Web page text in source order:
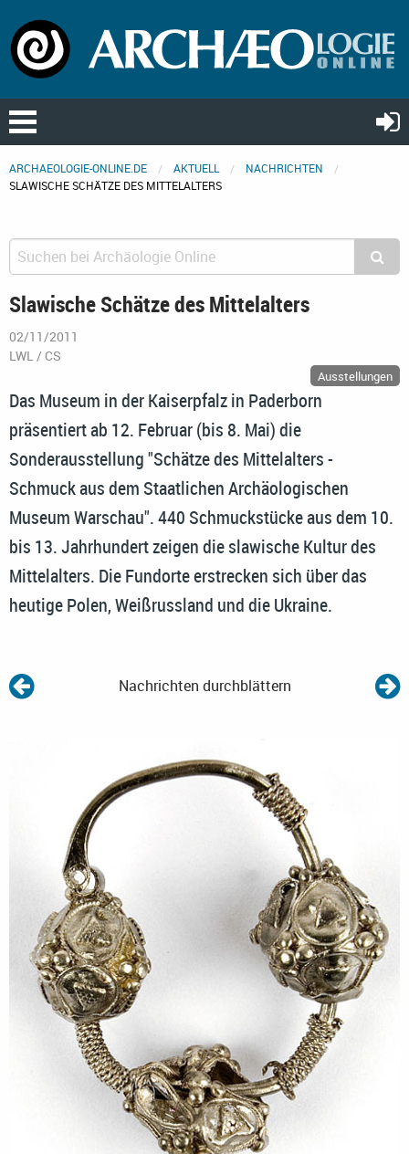
ARCHAEOLOGIE-ONLINE.DE AKTUELL
NACHRICHTEN
SLAWISCHE SCHÄTZE DES MITTELALTERS
Slawische Schätze des Mittelalters
02/11/2011
LWL / CS
Ausstellungen
Das Museum in der Kaiserpfalz in Paderborn
präsentiert ab 12. Februar (bis 8. Mai) die
Sonderausstellung "Schätze des Mittelalters -
Schmuck aus dem Staatlichen Archäologischen
Museum Warschau". 440 Schmuckstücke aus dem 10.
bis 13. Jahrhundert zeigen die slawische Kultur des
Mittelalters. Die Fundorte erstrecken sich über das
heutige Polen, Weißrussland und die Ukraine.
Nachrichten durchblättern